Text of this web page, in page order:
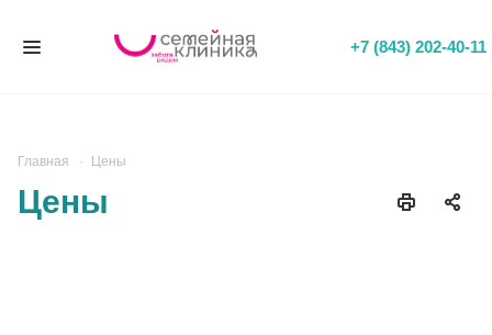
+7 (843) 202-40-11
Главная Цены
Цены